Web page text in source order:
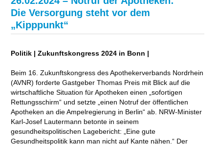
Die Versorgung steht vor dem
„Kipppunkt“
Politik | Zukunftskongress 2024 in Bonn |
Beim 16. Zukunftskongress des Apothekerverbands Nordrhein
(AVNR) forderte Gastgeber Thomas Preis mit Blick auf die
wirtschaftliche Situation für Apotheken einen „sofortigen
Rettungsschirm“ und setzte „einen Notruf der öffentlichen
Apotheken an die Ampelregierung in Berlin“ ab. NRW-Minister
Karl-Josef Lautermann betonte in seinem
gesundheitspolitischen Lagebericht: „Eine gute
Gesundheitspolitik kann man nicht auf Kante nähen.“ Der